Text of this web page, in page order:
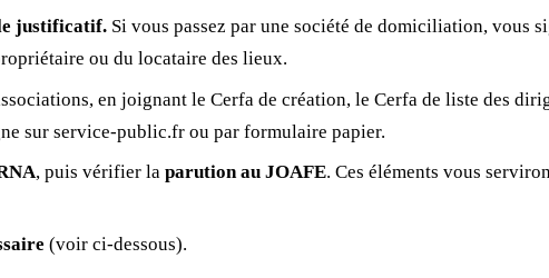
justificatif.Si vous passez par une société de domiciliation, vous
ou du locataire des lieux.
en joignant le Cerfa de création, le Cerfa de liste des
sur service-public.fr ou par formulaire papier.
, puis vérifier la parution au JOAFE. Ces éléments vous
(voir ci-dessous).